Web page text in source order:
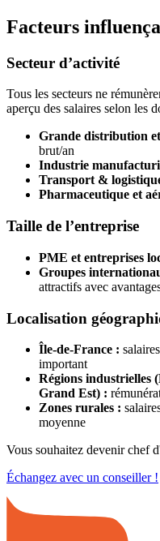
Facteurs
Secteur d’activité
Tous les secteurs ne
aperçu des salaires selon les
Grande distribution
brut/an
Industrie
Transport &
Pharmaceutique et
Taille de l’entreprise
PME et entreprises
Groupes
attractifs avec
Localisation
Île-de-France :
important
Régions industrielles
Grand Est) :
Zones rurales :
moyenne
Vous souhaitez devenir chef
Échangez avec un conseiller !